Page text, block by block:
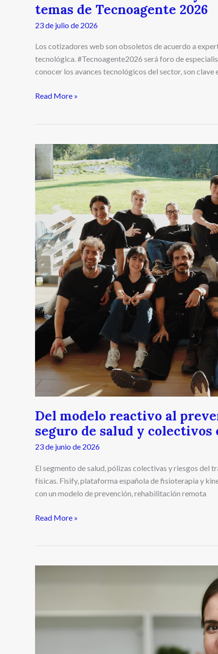
temas de Tecnoagente 2026
23 de julio de 2026
Los cotizadores web son obsoletos de acuerdo a
tecnológica. #Tecnoagente2026 será foro de
conocer los avances tecnológicos del sector, son clave
Read More »
Del modelo reactivo al
seguro de salud y
23 de junio de 2026
El segmento de salud, pólizas colectivas y riesgos del
físicas. Fisify, plataforma española de fisioterapia y
con un modelo de prevención, rehabilitación remota
Del
modelo
reactivo
al
preventivo:
cómo
Fisify
redefine
el
seguro
de
salud
colectivos
en
Latinoamérica
Read More »